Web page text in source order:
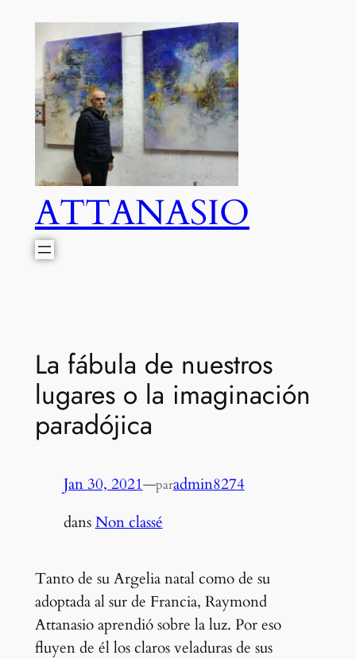
ATTANASIO
La fábula de nuestros
lugares o la imaginación
paradójica
Jan 30, 2021—paradmin8274
dansNon classé
Tanto de su Argelia natal como de su
adoptada al sur de Francia, Raymond
Attanasio aprendió sobre la luz. Por eso
fluyen de él los claros veladuras de sus